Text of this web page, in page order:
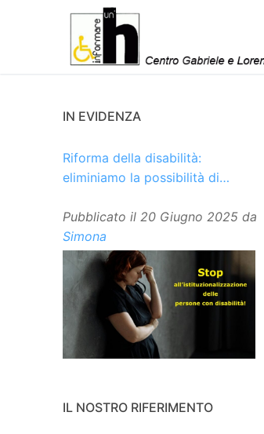
IN EVIDENZA
Riforma della disabilità:
eliminiamo la possibilità di
Pubblicato il 20 Giugno 2025 da
Simona
IL NOSTRO RIFERIMENTO